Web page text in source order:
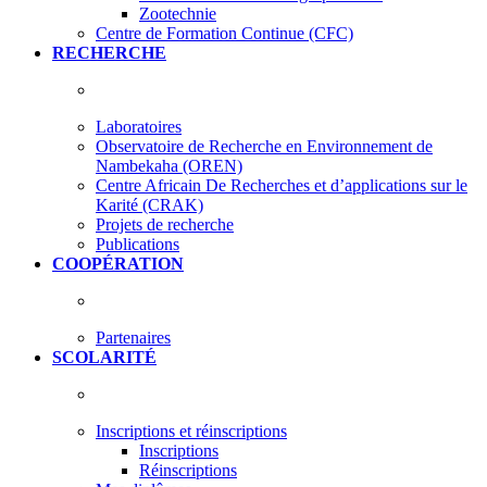
Zootechnie
Centre de Formation Continue (CFC)
RECHERCHE
Laboratoires
Observatoire de Recherche en Environnement de
Nambekaha (OREN)
Centre Africain De Recherches et d’applications sur le
Karité (CRAK)
Projets de recherche
Publications
COOPÉRATION
Partenaires
SCOLARITÉ
Inscriptions et réinscriptions
Inscriptions
Réinscriptions